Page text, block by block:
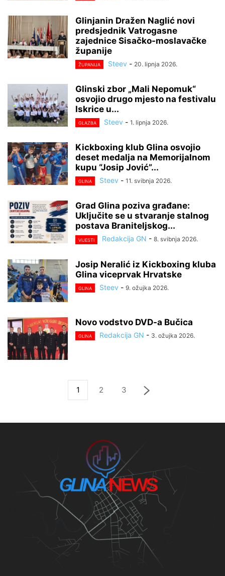
Glinjanin Dražen Naglić novi
predsjednik Vatrogasne
zajednice Sisačko-moslavačke
županije
ŽUPANIJA Steev - 20. lipnja 2026.
Glinski zbor „Mali Nepomuk“
osvojio drugo mjesto na festivalu
Iskrice u...
GLAZBA Steev - 1. lipnja 2026.
Kickboxing klub Glina osvojio
deset medalja na Memorijalnom
kupu “Josip Jović”...
GLINA Steev - 11. svibnja 2026.
Grad Glina poziva građane:
Uključite se u stvaranje stalnog
postava Braniteljskog...
VIJESTI Redakcija GN - 8. svibnja 2026.
Josip Neralić iz Kickboxing kluba
Glina viceprvak Hrvatske
GLINA Steev - 9. ožujka 2026.
Novo vodstvo DVD-a Bučica
GLINA Redakcija GN - 3. ožujka 2026.
1 2 3